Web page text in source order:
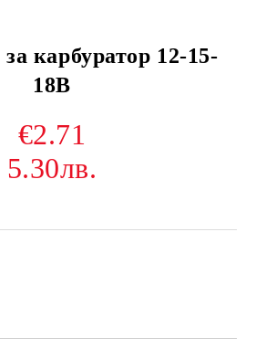
карбуратор 12-15-
18B
€2.71
5.30лв.